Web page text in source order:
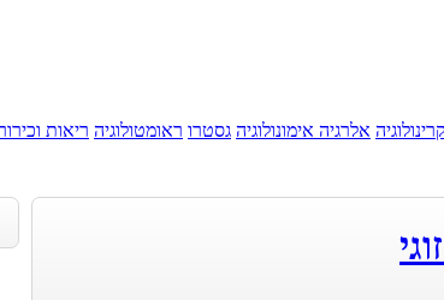
אלרגיה אימונולוגיה גסטרו ראומטולוגיה ריאות